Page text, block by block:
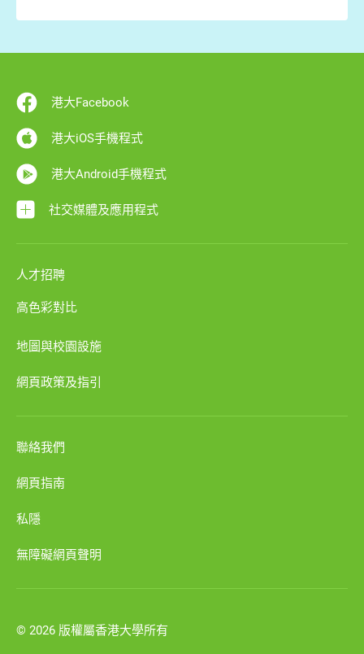
港大Facebook
港大iOS手機程式
港大Android手機程式
社交媒體及應用程式
人才招聘
高色彩對比
地圖與校園設施
網頁政策及指引
聯絡我們
網頁指南
私隱
無障礙網頁聲明
© 2026 版權屬香港大學所有